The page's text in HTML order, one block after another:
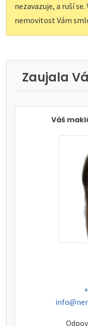
nezavazuje, a ruší
nemovitost Vám
Zaujala
Váš
e-mail: